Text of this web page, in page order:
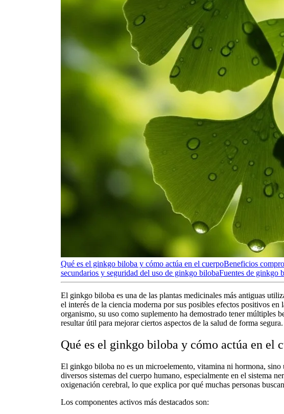
Qué es el ginkgo biloba y cómo actúa en el cuerpoBeneficios
secundarios y seguridad del uso de ginkgo bilobaFuentes de ginkgo
El ginkgo biloba es una de las plantas medicinales más antiguas
el interés de la ciencia moderna por sus posibles efectos positivos
organismo, su uso como suplemento ha demostrado tener múltiples
resultar útil para mejorar ciertos aspectos de la salud de forma segura.
Qué es el ginkgo biloba y cómo actúa en el
El ginkgo biloba no es un microelemento, vitamina ni hormona,
diversos sistemas del cuerpo humano, especialmente en el sistema
oxigenación cerebral, lo que explica por qué muchas personas
Los componentes activos más destacados son: